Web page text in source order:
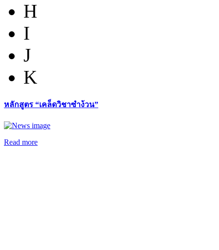
H
I
J
K
หลักสูตร “เคล็ดวิชาซำง้วน”
Read more